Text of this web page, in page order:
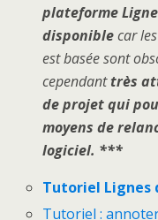
plateforme
disponible car
est basée sont
cependanttrès
de projet qui
moyens de
logiciel. ***
Tutoriel Lignes
Tutoriel :